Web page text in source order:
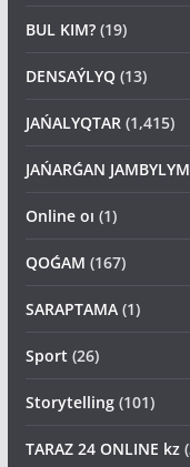
BUL KIM?(19)
DENSAÝLYQ(13)
JAŃALYQTAR(1,415)
JAŃARǴAN JAMBYLYM
Online oı (1)
QOǴAM (167)
SARAPTAMA(1)
Sport (26)
Storytelling(101)
TARAZ 24 ONLINE kz